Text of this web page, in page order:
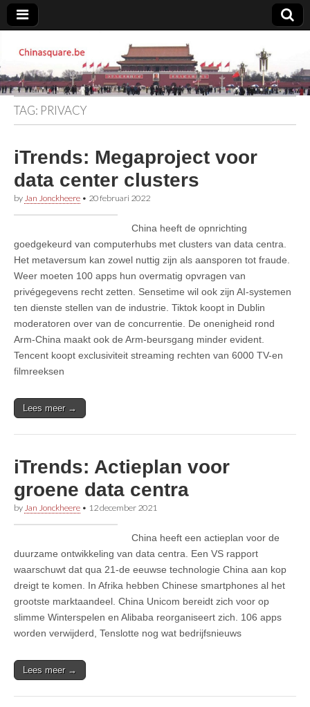
Chinasquare.be
TAG: PRIVACY
iTrends: Megaproject voor
data center clusters
by Jan Jonckheere • 20 februari 2022
China heeft de opnrichting
goedgekeurd van computerhubs met clusters van data centra.
Het metaversum kan zowel nuttig zijn als aansporen tot fraude.
Weer moeten 100 apps hun overmatig opvragen van
privégegevens recht zetten. Sensetime wil ook zijn AI-systemen
ten dienste stellen van de industrie. Tiktok koopt in Dublin
moderatoren over van de concurrentie. De onenigheid rond
Arm-China maakt ook de Arm-beursgang minder evident.
Tencent koopt exclusiviteit streaming rechten van 6000 TV-en
filmreeksen
Lees meer →
iTrends: Actieplan voor
groene data centra
by Jan Jonckheere • 12 december 2021
China heeft een actieplan voor de
duurzame ontwikkeling van data centra. Een VS rapport
waarschuwt dat qua 21-de eeuwse technologie China aan kop
dreigt te komen. In Afrika hebben Chinese smartphones al het
grootste marktaandeel. China Unicom bereidt zich voor op
slimme Winterspelen en Alibaba reorganiseert zich. 106 apps
worden verwijderd, Tenslotte nog wat bedrijfsnieuws
Lees meer →